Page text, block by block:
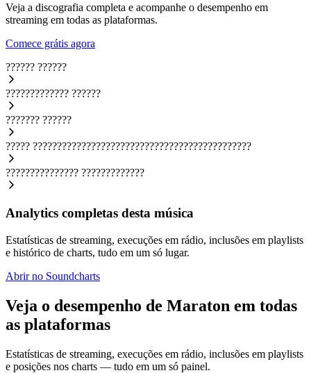
Veja a discografia completa e acompanhe o desempenho em
streaming em todas as plataformas.
Comece grátis agora
?????? ??????
????????????? ??????
??????? ??????
????? ?????????????????????????????????????????????
??????????????? ?????????????
Analytics completas desta música
Estatísticas de streaming, execuções em rádio, inclusões em playlists
e histórico de charts, tudo em um só lugar.
Abrir no Soundcharts
Veja o desempenho de Maraton em todas
as plataformas
Estatísticas de streaming, execuções em rádio, inclusões em playlists
e posições nos charts — tudo em um só painel.